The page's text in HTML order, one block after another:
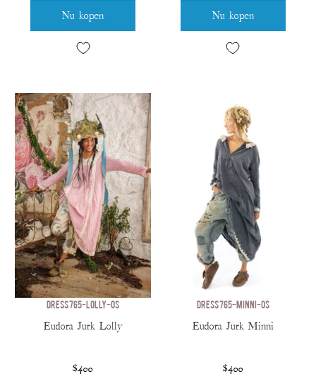
Nu kopen Nu kopen
DRESS 765-LOLLY-OS
Eudora Jurk Lolly
$400
DRESS 765-MINNI-OS
Eudora Jurk Minni
$400